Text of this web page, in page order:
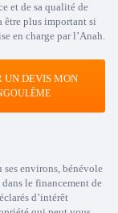
et de sa qualité de
être plus important si
en charge par l’Anah.
UN DEVIS MON
ses environs, bénévole
le financement de
d’intérêt